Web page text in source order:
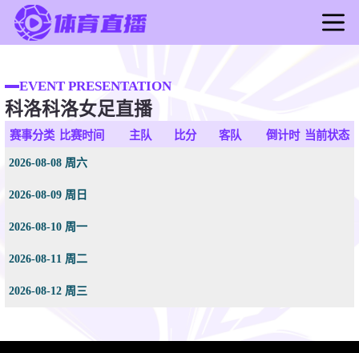
足球直播
篮球直播
足球录像
篮球新闻
EVENT PRESENTATION
科洛科洛女足直播
赛事分类 比赛时间 主队 比分 客队 倒计时 当前状态
2026-08-08 周六
2026-08-09 周日
2026-08-10 周一
2026-08-11 周二
2026-08-12 周三